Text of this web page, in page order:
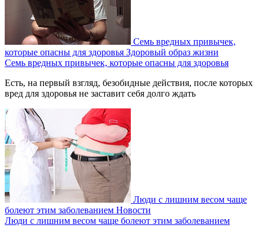
Семь вредных привычек,
которые опасны для здоровья Здоровый образ жизни
Семь вредных привычек, которые опасны для здоровья
Есть, на первый взгляд, безобидные действия, после которых
вред для здоровья не заставит себя долго ждать
Люди с лишним весом чаще
болеют этим заболеванием Новости
Люди с лишним весом чаще болеют этим заболеванием